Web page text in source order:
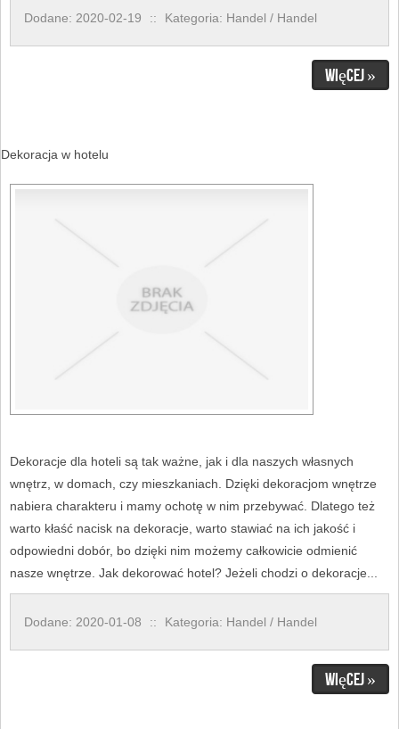
Dodane: 2020-02-19 :: Kategoria: Handel / Handel
Więcej »
Dekoracja w hotelu
Dekoracje dla hoteli są tak ważne, jak i dla naszych własnych
wnętrz, w domach, czy mieszkaniach. Dzięki dekoracjom wnętrze
nabiera charakteru i mamy ochotę w nim przebywać. Dlatego też
warto kłaść nacisk na dekoracje, warto stawiać na ich jakość i
odpowiedni dobór, bo dzięki nim możemy całkowicie odmienić
nasze wnętrze. Jak dekorować hotel? Jeżeli chodzi o dekoracje...
Dodane: 2020-01-08 :: Kategoria: Handel / Handel
Więcej »